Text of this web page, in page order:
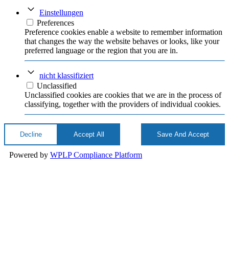
Einstellungen
Preferences
Preference cookies enable a website to remember information
that changes the way the website behaves or looks, like your
preferred language or the region that you are in.
nicht klassifiziert
Unclassified
Unclassified cookies are cookies that we are in the process of
classifying, together with the providers of individual cookies.
Decline Accept All Save And Accept
Powered by WPLP Compliance Platform